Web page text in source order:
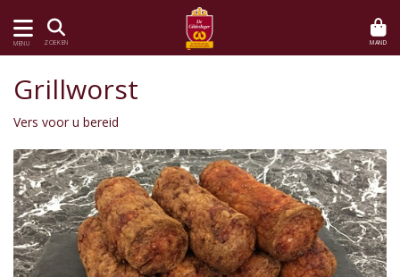
MENU ZOEKEN MAND
Grillworst
Vers voor u bereid